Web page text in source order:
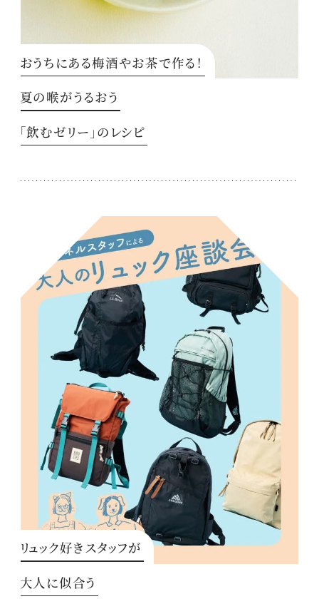
おうちにある梅酒やお茶で作る！
夏の喉がうるおう
「飲むゼリー」のレシピ
リュック好きスタッフが
大人に似合う